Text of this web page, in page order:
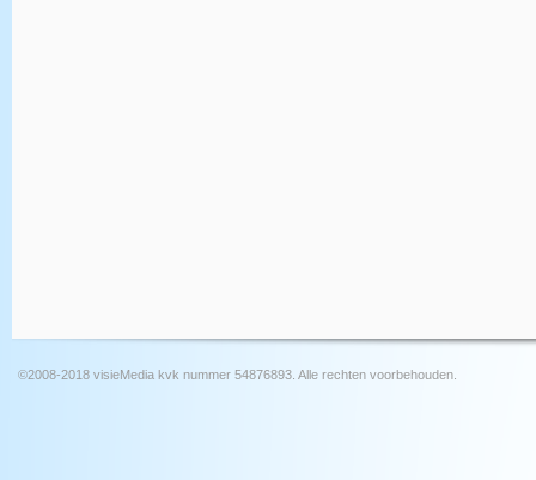
©2008-2018 visieMedia kvk nummer 54876893. Alle rechten voorbehouden.